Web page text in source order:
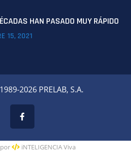
HAN PASADO MUY RÁPIDO
15, 2021
2026 PRELAB, S.A.
por iNTELIGENCIA Viva